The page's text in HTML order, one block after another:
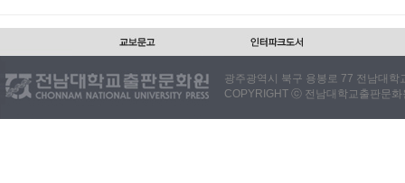
광주광역시 북구 용봉로 77 전남대
COPYRIGHT ⓒ 전남대학교출판문